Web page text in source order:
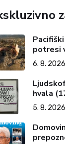
potresi
pozabe
6. 8.
hvala
sestop
Revija
5. 8.